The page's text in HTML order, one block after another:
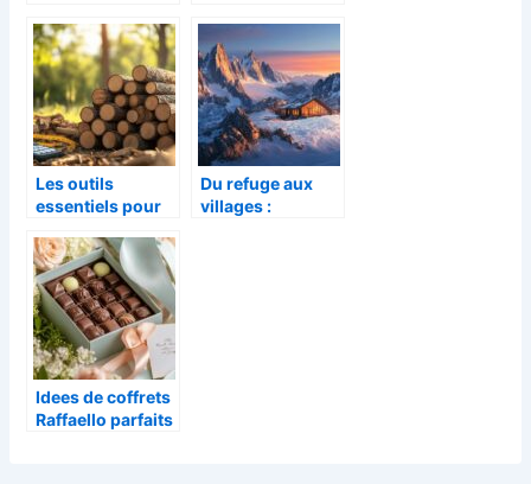
location de
voiture pour vos
besoins ?
communauté
passionnée
Les outils
essentiels pour
corde de bois en
stere : guide
pratique
Du refuge aux
villages :
Idees de coffrets
Raffaello parfaits